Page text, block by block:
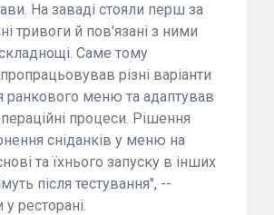
На заваді стояли перш за
тривоги й пов'язані з ними
Саме тому
різні варіанти
ранкового меню та адаптував
процеси. Рішення
сніданків у меню на
та їхнього запуску в інших
після тестування", --
ресторані.